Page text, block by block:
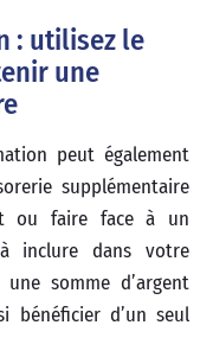
: utilisez le
une
peut également
supplémentaire
ou faire face à un
inclure dans votre
somme d’argent
bénéficier d’un seul